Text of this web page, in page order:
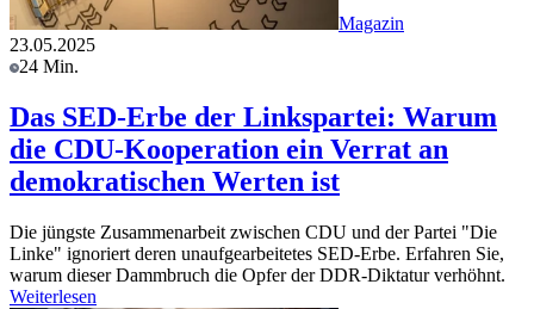
Magazin
23.05.2025
24 Min.
Das SED-Erbe der Linkspartei: Warum
die CDU-Kooperation ein Verrat an
demokratischen Werten ist
Die jüngste Zusammenarbeit zwischen CDU und der Partei "Die
Linke" ignoriert deren unaufgearbeitetes SED-Erbe. Erfahren Sie,
warum dieser Dammbruch die Opfer der DDR-Diktatur verhöhnt.
Weiterlesen